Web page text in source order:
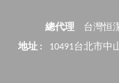
總代理
台灣恒
地址 :
10491台北市中